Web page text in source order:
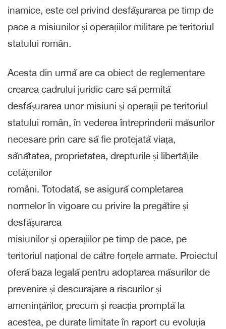
inamice, este cel privind desfășurarea pe timp de
pace a misiunilor și operațiilor militare pe teritoriul
statului român.
Acesta din urmă are ca obiect de reglementare
crearea cadrului juridic care să permită
desfășurarea unor misiuni și operații pe teritoriul
statului român, în vederea întreprinderii măsurilor
necesare prin care să fie protejată viața,
sănătatea, proprietatea, drepturile și libertățile
cetățenilor
români. Totodată, se asigură completarea
normelor în vigoare cu privire la pregătire și
desfășurarea
misiunilor și operațiilor pe timp de pace, pe
teritoriul național de către forțele armate. Proiectul
oferă baza legală pentru adoptarea măsurilor de
prevenire și descurajare a riscurilor și
amenințărilor, precum și reacția promptă la
acestea, pe durate limitate în raport cu evoluția